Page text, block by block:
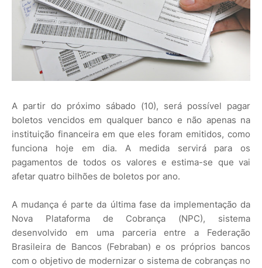
A partir do próximo sábado (10), será possível pagar
boletos vencidos em qualquer banco e não apenas na
instituição financeira em que eles foram emitidos, como
funciona hoje em dia. A medida servirá para os
pagamentos de todos os valores e estima-se que vai
afetar quatro bilhões de boletos por ano.
A mudança é parte da última fase da implementação da
Nova Plataforma de Cobrança (NPC), sistema
desenvolvido em uma parceria entre a Federação
Brasileira de Bancos (Febraban) e os próprios bancos
com o objetivo de modernizar o sistema de cobranças no